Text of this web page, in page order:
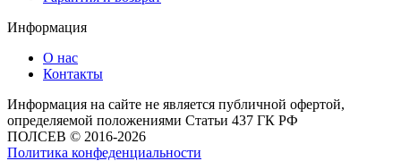
Информация
О нас
Контакты
Информация на сайте не является публичной офертой,
определяемой положениями Статьи 437 ГК РФ
ПОЛСЕВ © 2016-2026
Политика конфеденциальности